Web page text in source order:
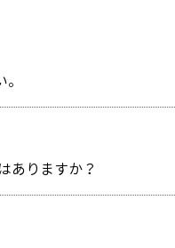
ありますか？